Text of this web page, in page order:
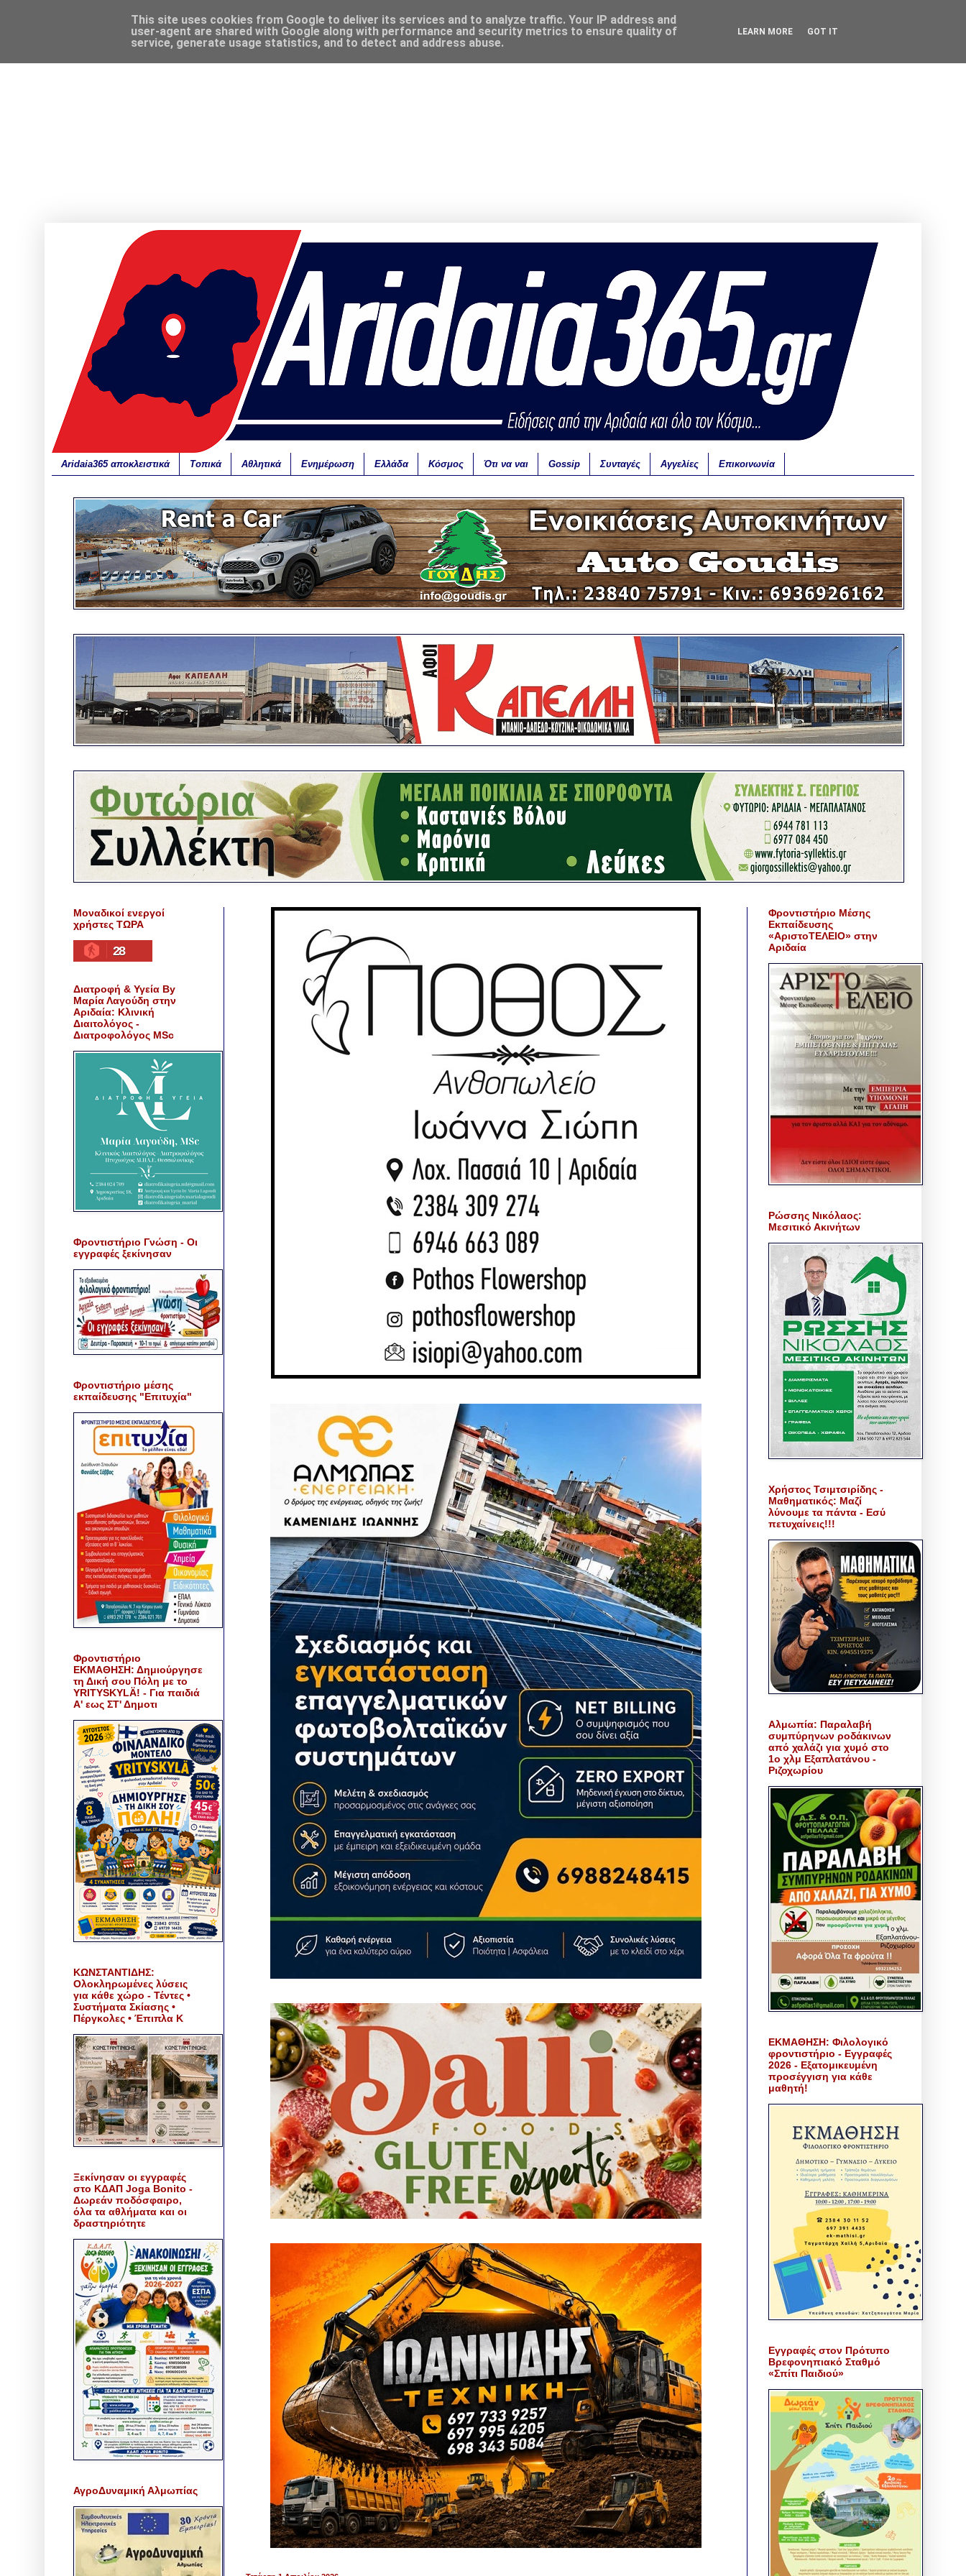
Aridaia365 αποκλειστικά Τοπικά Αθλητικά Ενημέρωση Ελλάδα Κόσμος Ότι να ναι Gossip Συνταγές Αγγελίες Επικοινωνία
Μοναδικοί ενεργοί
χρήστες ΤΩΡΑ
28
Διατροφή & Υγεία By
Μαρία Λαγούδη στην
Αριδαία: Κλινική
Διαιτολόγος -
Διατροφολόγος MSc
Φροντιστήριο Γνώση - Οι
εγγραφές ξεκίνησαν
Φροντιστήριο μέσης
εκπαίδευσης "Επιτυχία"
Φροντιστήριο
ΕΚΜΑΘΗΣΗ: Δημιούργησε
τη Δική σου Πόλη με το
YRITYSKYLÄ! - Για παιδιά
Α' εως ΣΤ' Δημοτι
ΚΩΝΣΤΑΝΤΙΔΗΣ:
Ολοκληρωμένες λύσεις
για κάθε χώρο - Τέντες •
Συστήματα Σκίασης •
Πέργκολες • Έπιπλα Κ
Ξεκίνησαν οι εγγραφές
στο ΚΔΑΠ Joga Bonito -
Δωρεάν ποδόσφαιρο,
όλα τα αθλήματα και οι
δραστηριότητε
ΑγροΔυναμική Αλμωπίας
Φροντιστήριο Μέσης
Εκπαίδευσης
«ΑριστοΤΕΛΕΙΟ» στην
Αριδαία
Ρώσσης Νικόλαος:
Μεσιτικό Ακινήτων
Χρήστος Τσιμτσιρίδης -
Μαθηματικός: Μαζί
λύνουμε τα πάντα - Εσύ
πετυχαίνεις!!!
Αλμωπία: Παραλαβή
συμπύρηνων ροδάκινων
από χαλάζι για χυμό στο
1ο χλμ Εξαπλατάνου -
Ριζοχωρίου
ΕΚΜΑΘΗΣΗ: Φιλολογικό
φροντιστήριο - Εγγραφές
2026 - Εξατομικευμένη
προσέγγιση για κάθε
μαθητή!
Εγγραφές στον Πρότυπο
Βρεφονηπιακό Σταθμό
«Σπίτι Παιδιού»
This site uses cookies from Google to deliver its services and to analyze traffic. Your IP address and
user-agent are shared with Google along with performance and security metrics to ensure quality of
service, generate usage statistics, and to detect and address abuse.
LEARN MORE GOT IT